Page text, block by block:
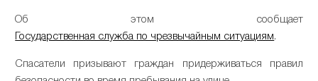
Об этом сообщает
Государственная служба по чрезвычайным ситуациям.
Спасатели призывают граждан придерживаться правил